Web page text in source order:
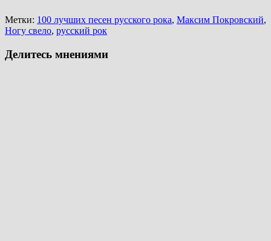
Метки: 100 лучших песен русского рока, Максим Покровский,
Ногу свело, русский рок
Делитесь мнениями